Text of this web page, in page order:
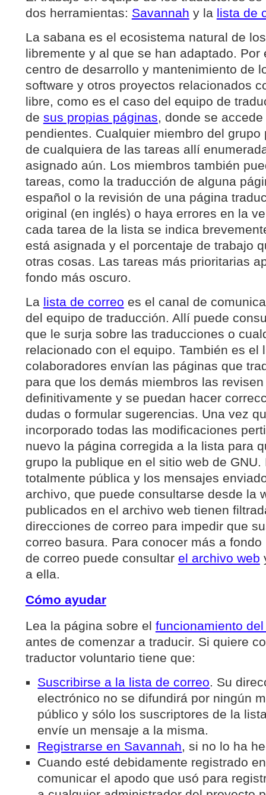
dos herramientas: Savannah y la lista de
La sabana es el ecosistema natural de
libremente y al que se han adaptado.
centro de desarrollo y mantenimiento de
software y otros proyectos relacionados
libre, como es el caso del equipo de
de sus propias páginas, donde se
pendientes. Cualquier miembro del
de cualquiera de las tareas allí
asignado aún. Los miembros también
tareas, como la traducción de alguna
español o la revisión de una página
original (en inglés) o haya errores en la
cada tarea de la lista se indica
está asignada y el porcentaje de trabajo
otras cosas. Las tareas más prioritarias
fondo más oscuro.
La lista de correo es el canal de
del equipo de traducción. Allí puede
que le surja sobre las traducciones o
relacionado con el equipo. También es el
colaboradores envían las páginas que
para que los demás miembros las
definitivamente y se puedan hacer
dudas o formular sugerencias. Una vez
incorporado todas las modificaciones
nuevo la página corregida a la lista para
grupo la publique en el sitio web de
totalmente pública y los mensajes
archivo, que puede consultarse desde la
publicados en el archivo web tienen
direcciones de correo para impedir que
correo basura. Para conocer más a
de correo puede consultar el archivo web
a ella.
Cómo ayudar
Lea la página sobre el funcionamiento
antes de comenzar a traducir. Si quiere
traductor voluntario tiene que:
Suscribirse a la lista de correo. Su
electrónico no se difundirá por ningún
público y sólo los suscriptores de la
envíe un mensaje a la misma.
Registrarse en Savannah, si no lo ha
Cuando esté debidamente registrado
comunicar el apodo que usó para